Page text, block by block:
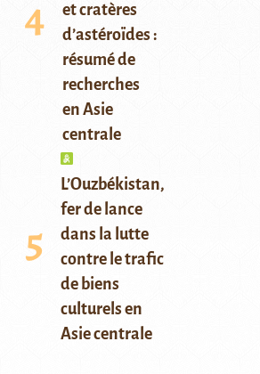
et cratères
d’astéroïdes :
résumé de
recherches
en Asie
centrale
L’Ouzbékistan,
fer de lance
dans la lutte
contre le trafic
de biens
culturels en
Asie centrale